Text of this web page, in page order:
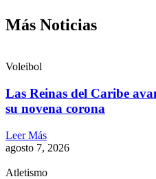
Más Noticias
Voleibol
Las Reinas del Caribe
su novena corona
Leer Más
agosto 7, 2026
Atletismo